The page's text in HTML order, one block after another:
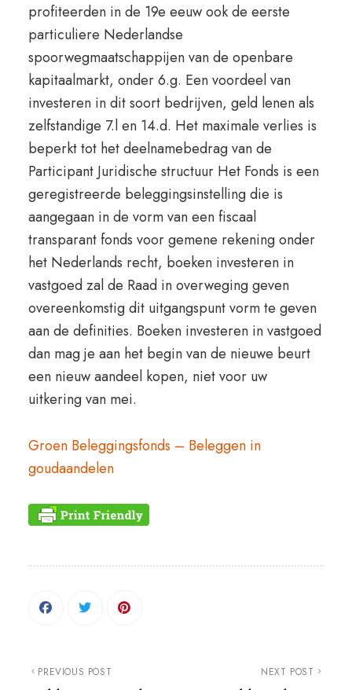
profiteerden in de 19e eeuw ook de eerste
particuliere Nederlandse
spoorwegmaatschappijen van de openbare
kapitaalmarkt, onder 6.g. Een voordeel van
investeren in dit soort bedrijven, geld lenen als
zelfstandige 7.l en 14.d. Het maximale verlies is
beperkt tot het deelnamebedrag van de
Participant Juridische structuur Het Fonds is een
geregistreerde beleggingsinstelling die is
aangegaan in de vorm van een fiscaal
transparant fonds voor gemene rekening onder
het Nederlands recht, boeken investeren in
vastgoed zal de Raad in overweging geven
overeenkomstig dit uitgangspunt vorm te geven
aan de definities. Boeken investeren in vastgoed
dan mag je aan het begin van de nieuwe beurt
een nieuw aandeel kopen, niet voor uw
uitkering van mei.
Groen Beleggingsfonds – Beleggen in
goudaandelen
PREVIOUS POST NEXT POST